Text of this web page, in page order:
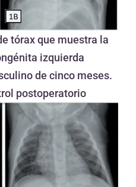
tórax que muestra la
izquierda
de cinco meses.
postoperatorio